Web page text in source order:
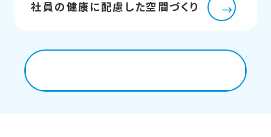
社員の健康に配慮した空間づくり